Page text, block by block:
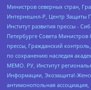
Министров северных стран,
Интернешнл-Р, Центр Защиты
Институт развития прессы -
Петербурге Совета
прессы, Гражданский
по сохранению наследия
МЕМО. РУ, Институт
Информации, Экозащита!-
антимонопольная